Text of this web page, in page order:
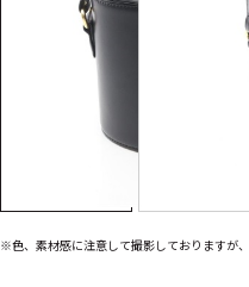
※色、素材感に注意して撮影しておりますが